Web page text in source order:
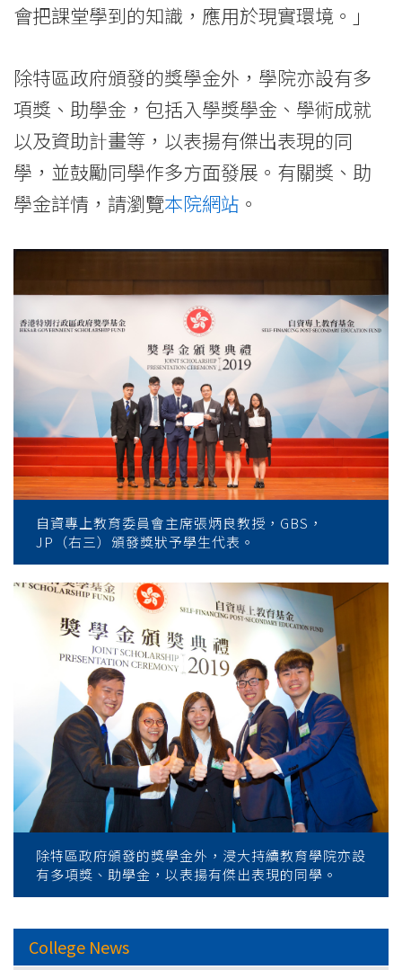
會把課堂學到的知識，應用於現實環境。」
除特區政府頒發的獎學金外，學院亦設有多
項獎、助學金，包括入學獎學金、學術成就
以及資助計畫等，以表揚有傑出表現的同
學，並鼓勵同學作多方面發展。有關獎、助
學金詳情，請瀏覽本院網站 。
自資專上教育委員會主席張炳良教授，GBS，
JP（右三）頒發獎狀予學生代表。
除特區政府頒發的獎學金外，浸大持續教育學院亦設
有多項獎、助學金，以表揚有傑出表現的同學。
College News